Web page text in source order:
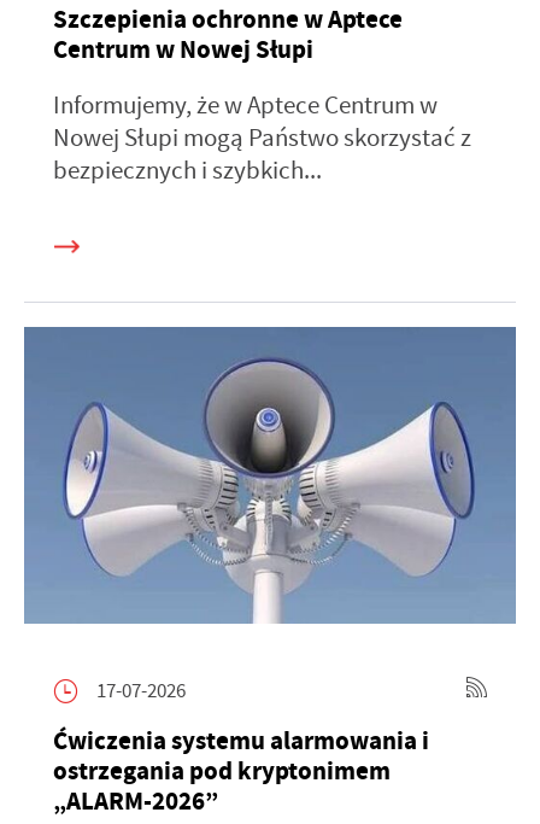
Szczepienia ochronne w Aptece
Centrum w Nowej Słupi
Informujemy, że w Aptece Centrum w
Nowej Słupi mogą Państwo skorzystać z
bezpiecznych i szybkich...
17-07-2026
Ćwiczenia systemu alarmowania i
ostrzegania pod kryptonimem
„ALARM-2026”